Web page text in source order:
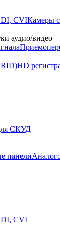
CVIКамеры
аудио/видео
HD
СКУД
панели
CVI